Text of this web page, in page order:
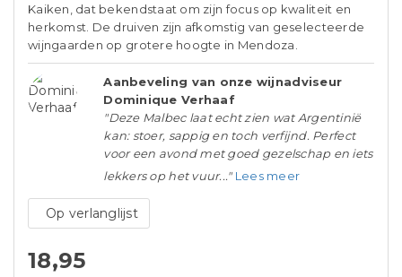
Kaiken, dat bekendstaat om zijn focus op kwaliteit en
herkomst. De druiven zijn afkomstig van geselecteerde
wijngaarden op grotere hoogte in Mendoza.
Aanbeveling van onze wijnadviseur
Dominique Verhaaf
"Deze Malbec laat echt zien wat Argentinië
kan: stoer, sappig en toch verfijnd. Perfect
voor een avond met goed gezelschap en iets
lekkers op het vuur..." Lees meer
Op verlanglijst
18,95